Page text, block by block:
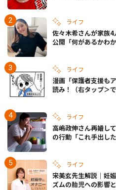
ライフ
佐々木希さんが家族
公開「何があるかわ
ライフ
漫画「保護者支援も
読み！（右タップ＞
ライフ
高嶋政伸さん再婚し
の行動「これ手出し
ライフ
宋美玄先生解説｜妊
ズムの胎児への影響